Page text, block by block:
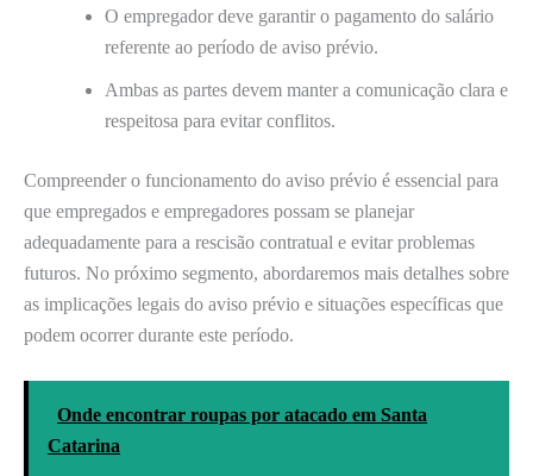
O empregador deve garantir o pagamento do salário
referente ao período de aviso prévio.
Ambas as partes devem manter a comunicação clara e
respeitosa para evitar conflitos.
Compreender o funcionamento do aviso prévio é essencial para
que empregados e empregadores possam se planejar
adequadamente para a rescisão contratual e evitar problemas
futuros. No próximo segmento, abordaremos mais detalhes sobre
as implicações legais do aviso prévio e situações específicas que
podem ocorrer durante este período.
Onde encontrar roupas por atacado em Santa
Catarina